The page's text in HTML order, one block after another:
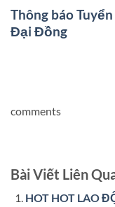
Thông báo
Đại Đồng
comments
Bài Viết Liên
HOT HOT LAO